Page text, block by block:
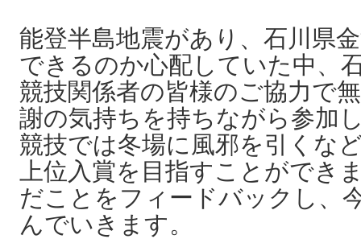
能登半島地震があり、石川県
できるのか心配していた中、
競技関係者の皆様のご協力で
謝の気持ちを持ちながら参加
競技では冬場に風邪を引くな
上位入賞を目指すことができ
だことをフィードバックし、
んでいきます。